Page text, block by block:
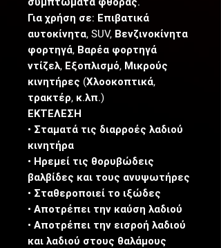
Για χρήση σε: Επιβατικά
αυτοκίνητα, SUV, Βενζινοκίνητα
φορτηγά, Βαρέα φορτηγά
ντίζελ, Εξοπλισμό, Μικρούς
κινητήρες (Χλοοκοπτικά,
τρακτέρ, κ.λπ.)
ΕΚΤΕΛΕΣΗ
• Σταματά τις διαρροές λαδιού
κινητήρα
• Ηρεμεί τις θορυβώδεις
βαλβίδες και τους ανυψωτήρες
• Σταθεροποιεί το ιξώδες
• Αποτρέπει την καύση λαδιού
• Αποτρέπει την εισροή λαδιού
και λαδιού στους θαλάμους